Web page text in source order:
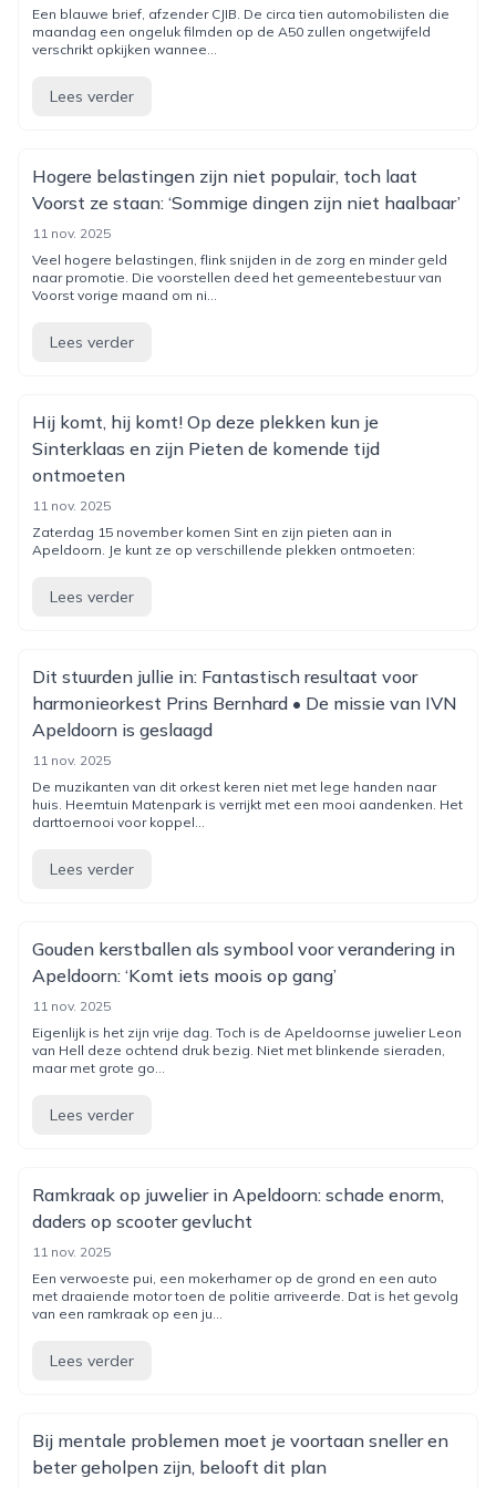
Een blauwe brief, afzender CJIB. De circa tien automobilisten die
maandag een ongeluk filmden op de A50 zullen ongetwijfeld
verschrikt opkijken wannee...
Lees verder
Hogere belastingen zijn niet populair, toch laat
Voorst ze staan: ‘Sommige dingen zijn niet haalbaar’
11 nov. 2025
Veel hogere belastingen, flink snijden in de zorg en minder geld
naar promotie. Die voorstellen deed het gemeentebestuur van
Voorst vorige maand om ni...
Lees verder
Hij komt, hij komt! Op deze plekken kun je
Sinterklaas en zijn Pieten de komende tijd
ontmoeten
11 nov. 2025
Zaterdag 15 november komen Sint en zijn pieten aan in
Apeldoorn. Je kunt ze op verschillende plekken ontmoeten:
Lees verder
Dit stuurden jullie in: Fantastisch resultaat voor
harmonieorkest Prins Bernhard • De missie van IVN
Apeldoorn is geslaagd
11 nov. 2025
De muzikanten van dit orkest keren niet met lege handen naar
huis. Heemtuin Matenpark is verrijkt met een mooi aandenken. Het
darttoernooi voor koppel...
Lees verder
Gouden kerstbal­len als symbool voor verande­ring in
Apeldoorn: ‘Komt iets moois op gang’
11 nov. 2025
Eigenlijk is het zijn vrije dag. Toch is de Apeldoornse juwelier Leon
van Hell deze ochtend druk bezig. Niet met blinkende sieraden,
maar met grote go...
Lees verder
Ramkraak op juwelier in Apeldoorn: schade enorm,
daders op scooter gevlucht
11 nov. 2025
Een verwoeste pui, een mokerhamer op de grond en een auto
met draaiende motor toen de politie arriveerde. Dat is het gevolg
van een ramkraak op een ju...
Lees verder
Bij mentale problemen moet je voortaan sneller en
beter geholpen zijn, belooft dit plan